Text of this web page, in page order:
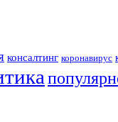
консалтинг коронавирус